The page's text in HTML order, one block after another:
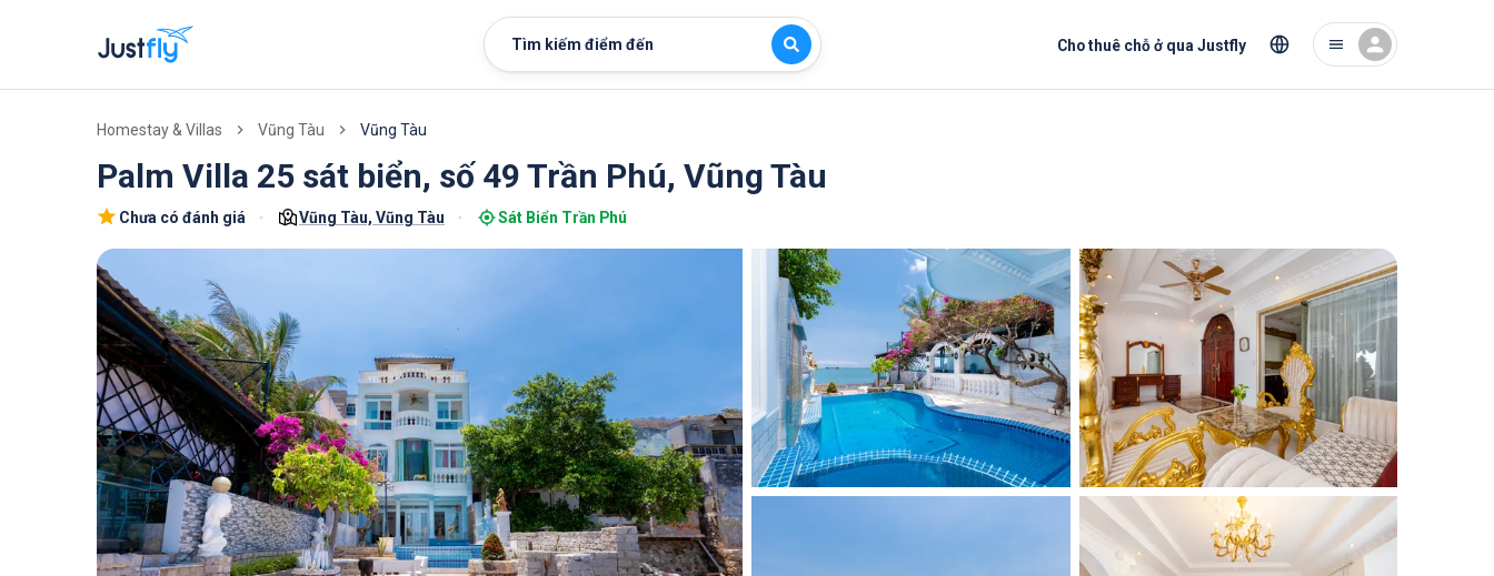
Tìm kiếm điểm đến Cho thuê chỗ ở qua Justfly
Homestay & Villas Vũng Tàu Vũng Tàu
Palm Villa 25 sát biển, số 49 Trần Phú, Vũng Tàu
Chưa có đánh giá Vũng Tàu, Vũng Tàu Sát Biển Trần Phú